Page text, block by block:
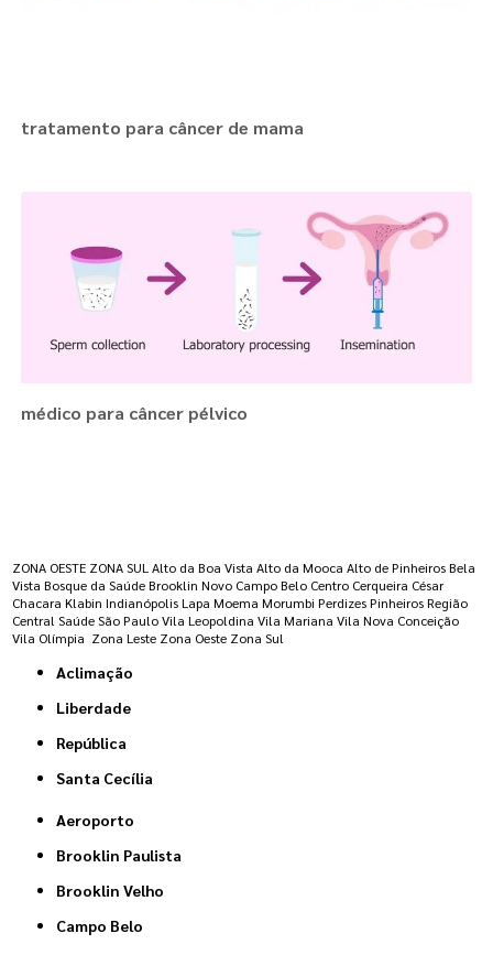
tratamento para câncer de mama
médico para câncer pélvico
ZONA OESTE ZONA SUL Alto da Boa Vista Alto da Mooca Alto de Pinheiros Bela
Vista Bosque da Saúde Brooklin Novo Campo Belo Centro Cerqueira César
Chacara Klabin Indianópolis Lapa Moema Morumbi Perdizes Pinheiros Região
Central Saúde São Paulo Vila Leopoldina Vila Mariana Vila Nova Conceição
Vila Olímpia Zona Leste Zona Oeste Zona Sul
Aclimação
Liberdade
República
Santa Cecília
Aeroporto
Brooklin Paulista
Brooklin Velho
Campo Belo